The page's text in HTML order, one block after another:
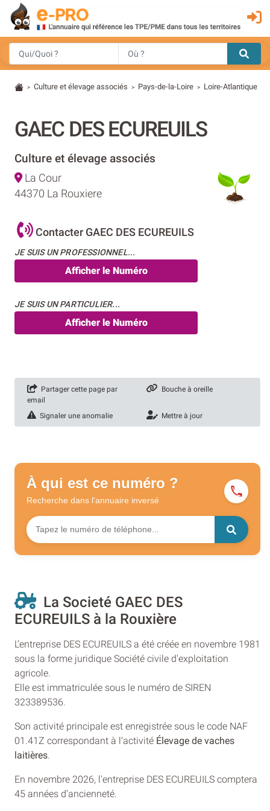
> Culture et élevage associés > Pays-de-la-Loire > Loire-Atlantique
GAEC DES ECUREUILS
Culture et élevage associés
La Cour
44370 La Rouxiere
Contacter GAEC DES ECUREUILS
JE SUIS UN PROFESSIONNEL...
Afficher le Numéro
JE SUIS UN PARTICULIER...
Afficher le Numéro
Partager cette page par
email
Bouche à oreille
Signaler une anomalie Mettre à jour
À qui est ce numéro ?
Recherche dans l'annuaire inversé
La Societé GAEC DES
ECUREUILS à la Rouxière
L’entreprise DES ECUREUILS a été créée en novembre 1981
sous la forme juridique Société civile d'exploitation
agricole.
Elle est immatriculée sous le numéro de SIREN
323389536.
Son activité principale est enregistrée sous le code NAF
01.41Z correspondant à l’activité Élevage de vaches
laitières
En novembre 2026, l'entreprise DES ECUREUILS comptera
45 années d’ancienneté.